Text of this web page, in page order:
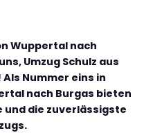
Wuppertal nach
Umzug Schulz aus
Nummer eins in
nach Burgas bieten
und die zuverlässigste